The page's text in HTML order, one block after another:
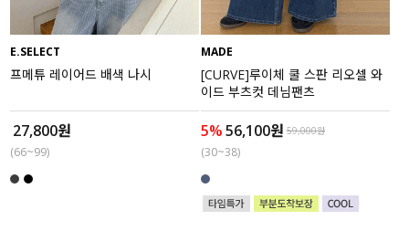
E.SELECT
프메튜 레이어드 배색 나시
27,800원
(66~99)
MADE
[CURVE]루이체 쿨 스판 리오셀 와
이드 부츠컷 데님팬츠
5%56,100원 59,000원
(30~38)